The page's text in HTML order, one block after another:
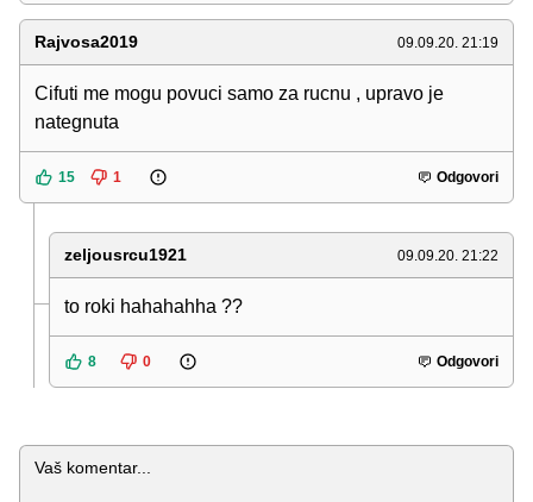
Rajvosa2019 09.09.20. 21:19
Cifuti me mogu povuci samo za rucnu , upravo je
nategnuta
15 1 Odgovori
zeljousrcu1921 09.09.20. 21:22
to roki hahahahha ??
8 0 Odgovori
Komentar